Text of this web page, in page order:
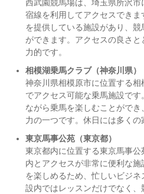
西武園競馬場は、埼玉県所沢
宿線を利用してアクセスでき
を提供している施設があり、
ができます。アクセスの良さ
力的です。
相模湖乗馬クラブ（神奈川県）
神奈川県相模原市に位置する
でアクセス可能な乗馬施設で
ながら乗馬を楽しむことがで
力の一つです。休日には多くの
東京馬事公苑（東京都）
東京都内に位置する東京馬事
内とアクセスが非常に便利な
を楽しめるため、忙しいビジ
設内ではレッスンだけでなく